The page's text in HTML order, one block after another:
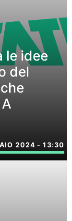
le idee
del
2024 - 13:30